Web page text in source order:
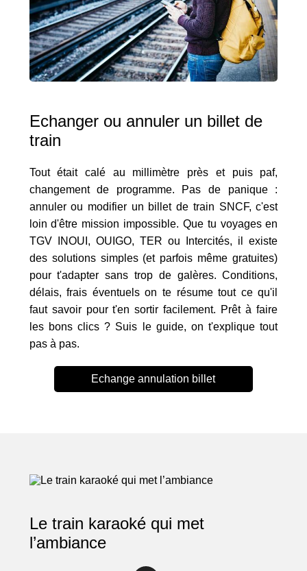
Echanger ou annuler un billet de
train
Tout était calé au millimètre près et puis paf,
changement de programme. Pas de panique :
annuler ou modifier un billet de train SNCF, c'est
loin d'être mission impossible. Que tu voyages en
TGV INOUI, OUIGO, TER ou Intercités, il existe
des solutions simples (et parfois même gratuites)
pour t'adapter sans trop de galères. Conditions,
délais, frais éventuels on te résume tout ce qu'il
faut savoir pour t'en sortir facilement. Prêt à faire
les bons clics ? Suis le guide, on t'explique tout
pas à pas.
Echange annulation billet
Le train karaoké qui met
l’ambiance